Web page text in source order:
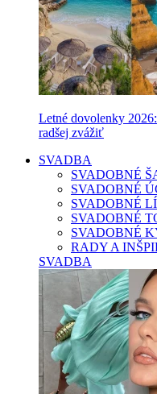
Letné dovolenky
radšej zvážiť
SVADBA
SVADOBNÉ
SVADOBNÉ
SVADOBNÉ
SVADOBNÉ
SVADOBNÉ
RADY A
SVADBA